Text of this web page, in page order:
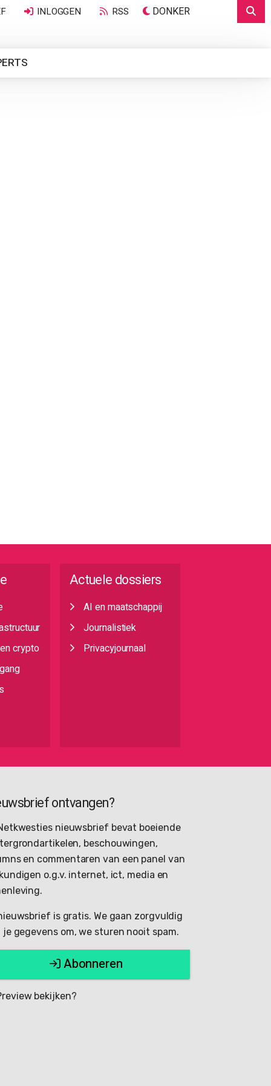
INLOGGEN RSS DONKER
crypto
Actuele dossiers
AI en maatschappij
Journalistiek
Privacyjournaal
ontvangen?
nieuwsbrief bevat boeiende
beschouwingen,
en commentaren van een panel van
o.g.v. internet, ict, media en
is gratis. We gaan zorgvuldig
je gegevens om, we sturen nooit spam.
Abonneren
bekijken?